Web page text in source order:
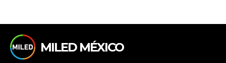
MILED MÉXICO